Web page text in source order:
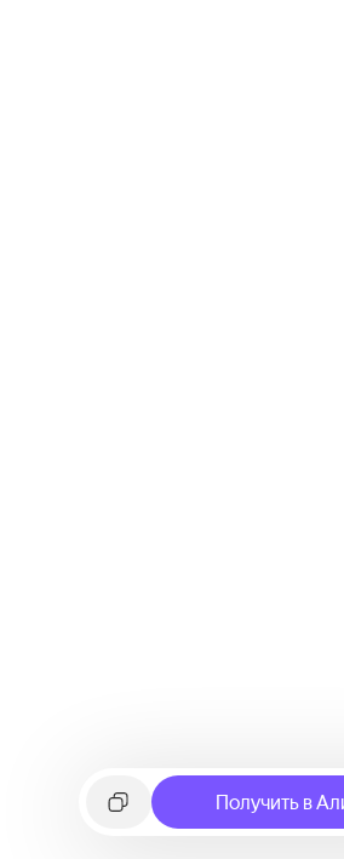
Получить в